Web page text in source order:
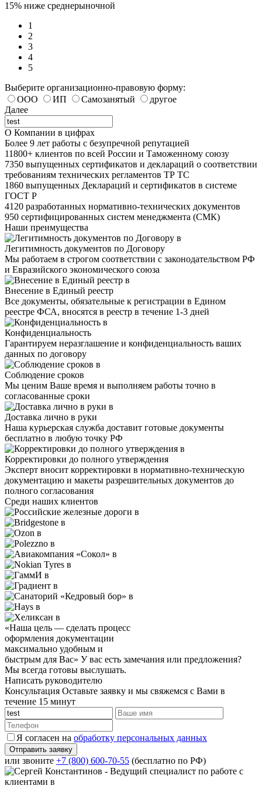
15% ниже среднерыночной
1
2
3
4
5
Выберите организационно-правовую форму:
ООО
ИП Самозанятый
другое
Далее
О Компании в цифрах
Более 9 лет работы с безупречной репутацией
11800+ клиентов по всей России и Таможенному союзу
7350 выпущенных сертификатов и деклараций о соответствии
требованиям технических регламентов ТР ТС
1860 выпущенных Деклараций и сертификатов в системе
ГОСТ Р
4120 разработанных нормативно-технических документов
950 сертифицированных систем менеджмента (СМК)
Наши преимущества
Легитимность документов по Договору
Мы работаем в строгом соответствии с законодательством РФ
и Евразийского экономического союза
Внесение в Единый реестр
Все документы, обязательные к регистрации в Едином
реестре ФСА, вносятся в реестр в течение 1-3 дней
Конфиденциальность
Гарантируем неразглашение и конфиденциальность ваших
данных по договору
Соблюдение сроков
Мы ценим Ваше время и выполняем работы точно в
согласованные сроки
Доставка лично в руки
Наша курьерская служба доставит готовые документы
бесплатно в любую точку РФ
Корректировки до полного утверждения
Эксперт вносит корректировки в нормативно-техническую
документацию и макеты разрешительных документов до
полного согласования
Среди наших клиентов
«Наша цель — сделать процесс
оформления документации
максимально удобным и
быстрым для Вас» У вас есть замечания или предложения?
Мы всегда готовы выслушать.
Написать руководителю
Консультация Оставьте заявку и мы свяжемся с Вами в
течение 15 минут
Я согласен на обработку персональных данных
или звоните +7 (800) 600-70-55 (бесплатно по РФ)